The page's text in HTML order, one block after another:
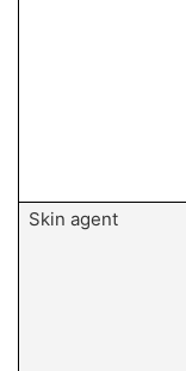
Skin agent